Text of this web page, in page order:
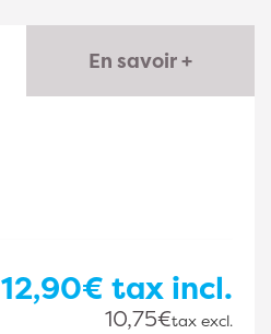
En savoir +
12,90€ tax incl.
10,75€tax excl.